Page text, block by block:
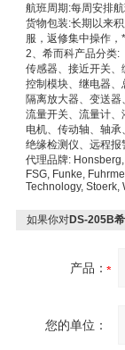
航班周期:每周安排
货物包装:长期以来
服，返修集中操作
2、希而科产品分类:
传感器、接近开关
控制模块、继电器
隔离放大器、变送
流量开关、流量计
电机、传动轴、轴
绝缘检测仪、远程
代理品牌:
FSG, Funke,
Technology, Stoerk,
如果你对DS-205B
产品：
您的单位：